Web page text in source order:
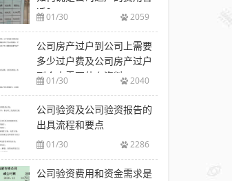
适？01/30 2059
公司房产过户到公司上需要
多少过户费及公司房产过户
到个人需要什么资料
01/30 2040
公司验资及公司验资报告的
出具流程和要点
01/30 2286
公司验资费用和资金需求是